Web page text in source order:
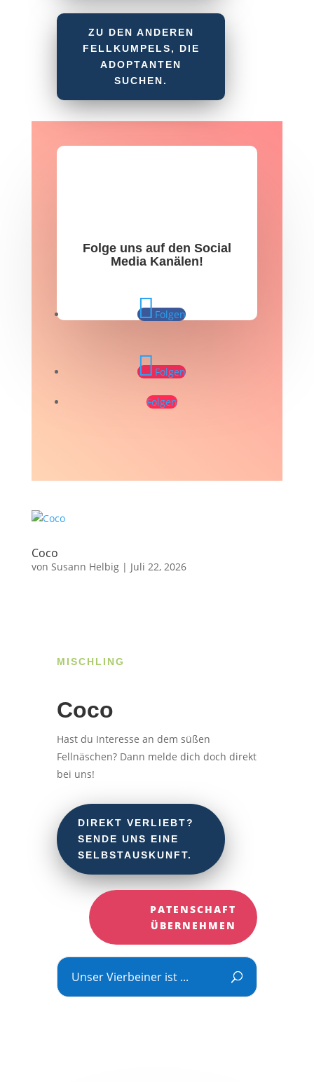
ZU DEN ANDEREN
FELLKUMPELS, DIE
ADOPTANTEN
SUCHEN.
Folge uns auf den Social
Media Kanälen!
Folgen
Folgen
Folgen
Coco
von Susann Helbig| Juli 22, 2026
MISCHLING
Coco
Hast du Interesse an dem süßen
Fellnäschen? Dann melde dich doch direkt
bei uns!
DIREKT VERLIEBT?
SENDE UNS EINE
SELBSTAUSKUNFT.
PATENSCHAFT
ÜBERNEHMEN
Unser Vierbeiner ist ...